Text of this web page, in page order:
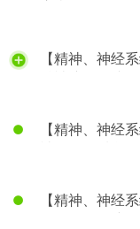
【精神、神经
【精神、神经
【精神、神经